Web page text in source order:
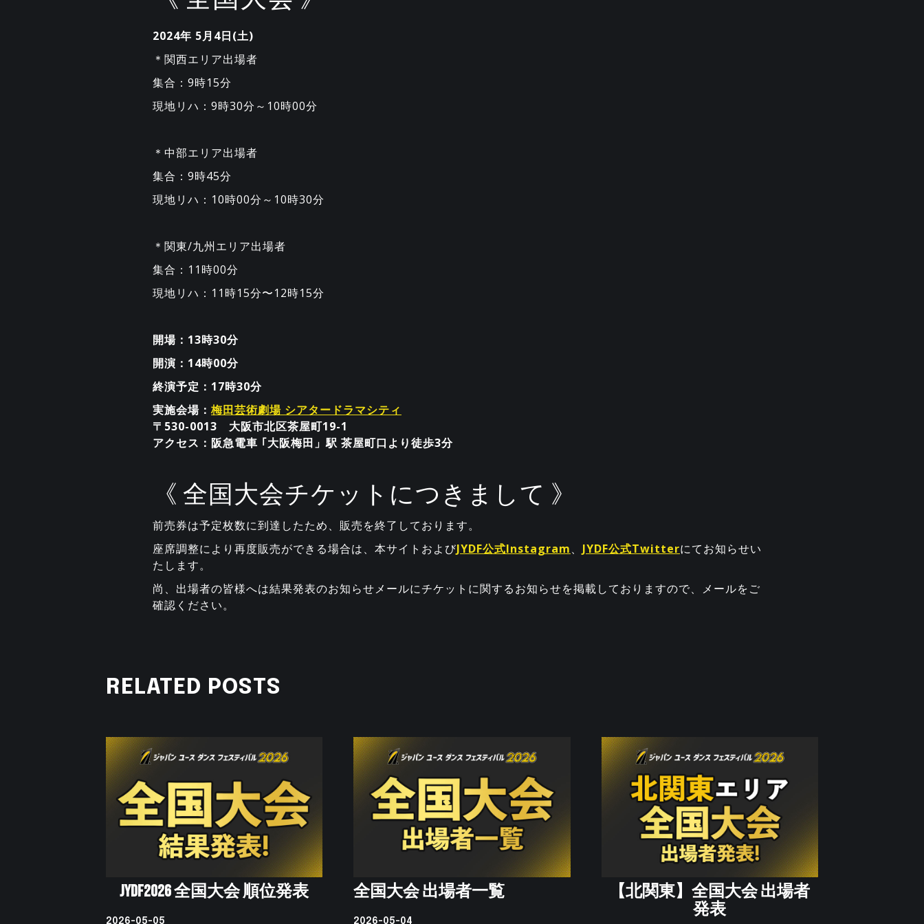
2024年 5月4日(土)
＊関西エリア出場者
集合：9時15分
現地リハ：9時30分～10時00分
＊中部エリア出場者
集合：9時45分
現地リハ：10時00分～10時30分
＊関東/九州エリア出場者
集合：11時00分
現地リハ：11時15分〜12時15分
開場：13時30分
開演：14時00分
終演予定：17時30分
実施会場： 梅田芸術劇場 シアタードラマシティ
〒530-0013 大阪市北区茶屋町19-1
アクセス：阪急電車 ｢大阪梅田」駅 茶屋町口より徒歩3分
《 全国大会チケットにつきまして 》
前売券は予定枚数に到達したため、販売を終了しております。
座席調整により再度販売ができる場合は、本サイトおよびJYDF公式Instagram、 JYDF公式Twitterにてお知らせい
たします。
尚、出場者の皆様へは結果発表のお知らせメールにチケットに関するお知らせを掲載しておりますので、メールをご
確認ください。
RELATED POSTS
JYDF2026 全国大会 順位発表
2026-05-05
全国大会 出場者一覧
2026-05-04
【北関東】全国大会 出場者
発表